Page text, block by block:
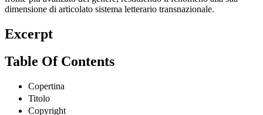
dimensione di articolato sistema letterario transnazionale.
Excerpt
Table Of Contents
Copertina
Titolo
Copyright